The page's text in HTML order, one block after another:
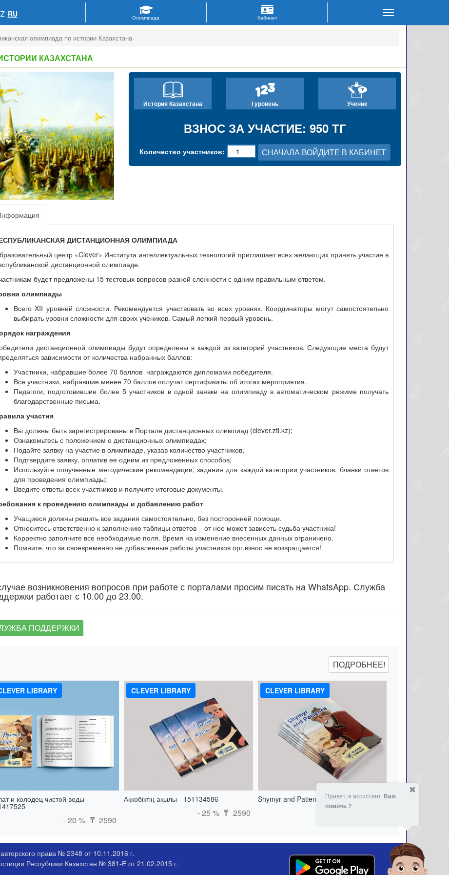
олимпиада по истории Казахстана
КАЗАХСТАНА
История Казахстана I уровень Ученик
ВЗНОС ЗА УЧАСТИЕ: 950 ТГ
Количество участников: СНАЧАЛА ВОЙДИТЕ В КАБИНЕТ
ДИСТАНЦИОННАЯ ОЛИМПИАДА
центр «Clever» Института интеллектуальных технологий приглашает всех желающих принять участие в
дистанционной олимпиаде.
будет предложены 15 тестовых вопросов разной сложности с одним правильным ответом.
олимпиады
Всего XII уровней сложности. Рекомендуется участвовать во всех уровнях. Координаторы могут самостоятельно
выбирать уровни сложности для своих учеников. Самый легкий первый уровень.
награждения
дистанционной олимпиады будут определены в каждой из категорий участников. Следующие места будут
зависимости от количества набранных баллов:
Участники, набравшие более 70 баллов награждаются дипломами победителя.
Все участники, набравшие менее 70 баллов получат сертификаты об итогах мероприятия.
Педагоги, подготовившие более 5 участников в одной заявке на олимпиаду в автоматическом режиме получать
благодарственные письма.
участия
Вы должны быть зарегистрированы в Портале дистанционных олимпиад (clever.zti.kz);
Ознакомьтесь с положением о дистанционных олимпиадах;
Подайте заявку на участие в олимпиаде, указав количество участников;
Подтвердите заявку, оплатив ее одним из предложенных способов;
Используйте полученные методические рекомендации, задания для каждой категории участников, бланки ответов
для проведения олимпиады;
Введите ответы всех участников и получите итоговые документы.
к проведению олимпиады и добавлению работ
Учащиеся должны решить все задания самостоятельно, без посторонней помощи.
Отнеситесь ответственно к заполнению таблицы ответов – от нее может зависеть судьба участника!
Корректно заполните все необходимые поля. Время на изменение внесенных данных ограничено.
Помните, что за своевременно не добавленные работы участников орг.взнос не возвращается!
возникновения вопросов при работе с порталами просим писать на WhatsApp. Служба
работает с 10.00 до 23.00.
ПОДДЕРЖКИ
ПОДРОБНЕЕ!
LIBRARY
и колодец чистой воды -
- 20 % ₸ 2590
CLEVER LIBRARY
Ақкөбіктің ақылы - 151134586
- 25 % ₸ 2590
CLEVER LIBRARY
Shymyr and Patience - 151538830
права № 2348 от 10.11.2016 г.
Республики Казахстан № 381-Е от 21.02.2015 г.
RU
Привет, я ассистент. Вам
помочь ?